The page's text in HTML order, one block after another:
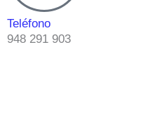
Teléfono
948 291 903